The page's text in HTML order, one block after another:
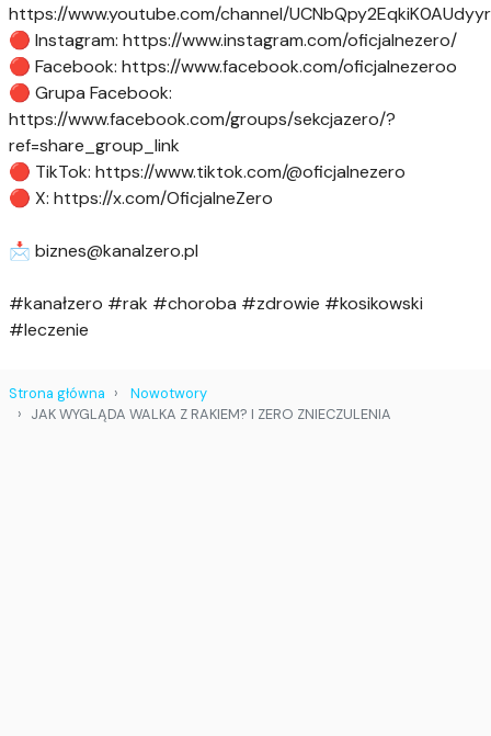
https://www.youtube.com/channel/
🔴 Instagram: https://www.instagram.com/oficjalnezero/
🔴 Facebook: https://www.facebook.com/oficjalnezeroo
🔴 Grupa Facebook:
https://www.facebook.com/groups/sekcjazero/?
ref=share_group_link
🔴 TikTok: https://www.tiktok.com/@oficjalnezero
🔴 X: https://x.com/OficjalneZero
📩 biznes@kanalzero.pl
#kanałzero #rak #choroba #zdrowie #kosikowski
#leczenie
Strona główna
Nowotwory
JAK WYGLĄDA WALKA Z RAKIEM? I ZERO ZNIECZULENIA